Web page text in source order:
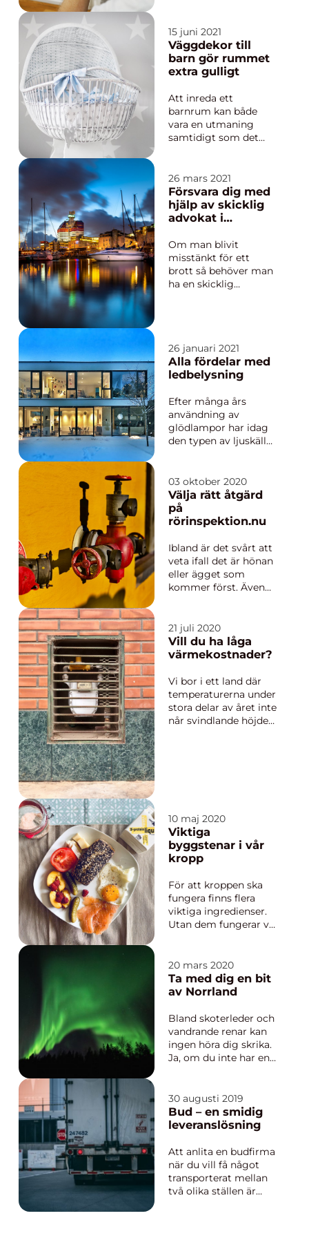
prata och bara låta
kvällen gå. Lite god
mat och dryck därtill.
Se...
15 juni 2021
Väggdekor till
barn gör rummet
extra gulligt
Att inreda ett
barnrum kan både
vara en utmaning
samtidigt som det
många söta saker
man kan fylla ett
barnrum med och
göra det till ett
verkligen trivs och
känner sig tryggt. Det
vikti...
26 mars 2021
Försvara dig med
hjälp av skicklig
advokat i
Om man blivit
misstänkt för ett
brott så behöver man
ha en skicklig
eller oskyldig. Är man
oskyldig så behöver
man någon som kan
nämndemän om att
så är ...
26 januari 2021
Alla fördelar med
ledbelysning
Efter många års
användning av
glödlampor har idag
den typen av ljuskällor
idag ge sig på att
använda denna
gammalmodiga
produkt. Det finns
viktiga anledningar
till att konsumenter
väljer an...
03 oktober 2020
Välja rätt åtgärd
på
rörinspektion.nu
Ibland är det svårt att
veta ifall det är hönan
eller ägget som
kommer först. Även
rörinspektion.nu. För
ibland kan det vara
bäst att börja med en
kan leda till en
stamspolning eller ett
...
21 juli 2020
Vill du ha låga
värmekostnader?
Vi bor i ett land där
temperaturerna under
stora delar av året inte
når svindlande höjder.
10 maj 2020
Viktiga
byggstenar i vår
kropp
För att kroppen ska
fungera finns flera
viktiga ingredienser.
Utan dem fungerar vi
exempelvis kött och
fisk är en av kroppens
viktigaste byggstenar.
uppbyggda av
aminosyror. By...
20 mars 2020
Ta med dig en bit
av Norrland
Bland skoterleder och
vandrande renar kan
ingen höra dig skrika.
Ja, om du inte har en
är det därför som vi
ger oss av till de norra
delarna av Sverige
30 augusti 2019
Bud – en smidig
leveranslösning
Att anlita en budfirma
när du vill få något
transporterat mellan
två olika ställen är